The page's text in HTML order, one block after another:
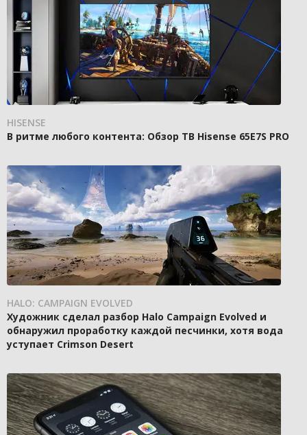
HISENSE
В ритме любого контента: Обзор ТВ Hisense 65E7S PRO
HALO: CAMPAIGN EVOLVED
Художник сделал разбор Halo Campaign Evolved и
обнаружил проработку каждой песчинки, хотя вода
уступает Crimson Desert